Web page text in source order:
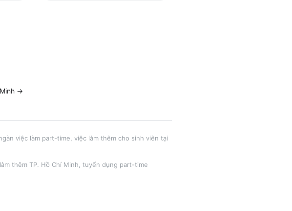
→
việc làm part-time, việc làm thêm cho sinh viên tại
làm thêm TP. Hồ Chí Minh , tuyển dụng part-time